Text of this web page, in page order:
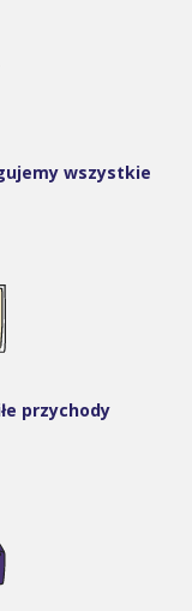
wszystkie
przychody